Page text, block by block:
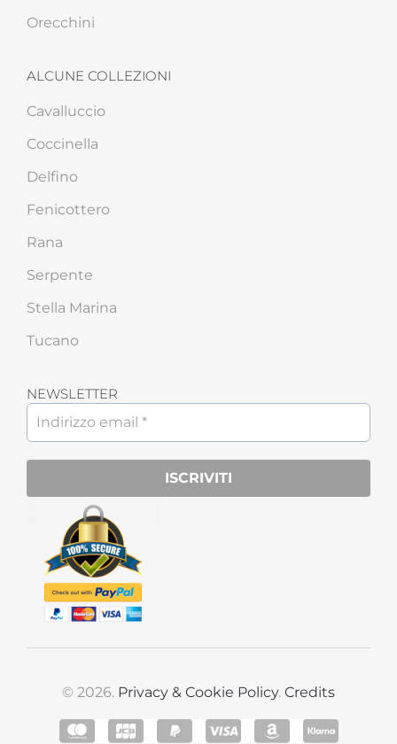
Orecchini
ALCUNE COLLEZIONI
Cavalluccio
Coccinella
Delfino
Fenicottero
Rana
Serpente
Stella Marina
Tucano
NEWSLETTER
© 2026. Privacy & Cookie Policy. Credits